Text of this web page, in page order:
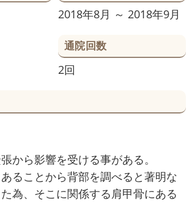
2018年8月 ～ 2018年9月
通院回数
2回
から影響を受ける事がある。
ることから背部を調べると著明な
為、そこに関係する肩甲骨にある